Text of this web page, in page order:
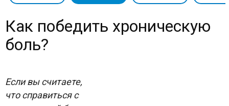
Как победить хроническую
боль?
Если вы считаете,
что справиться с